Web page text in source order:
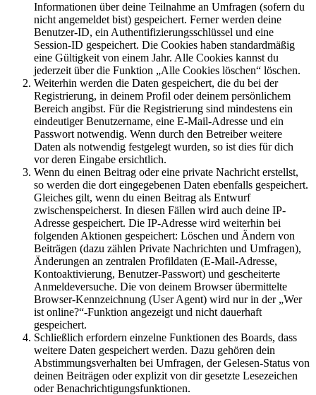
Informationen über deine Teilnahme an Umfragen (sofern du
nicht angemeldet bist) gespeichert. Ferner werden deine
Benutzer-ID, ein Authentifizierungsschlüssel und eine
Session-ID gespeichert. Die Cookies haben standardmäßig
eine Gültigkeit von einem Jahr. Alle Cookies kannst du
jederzeit über die Funktion „Alle Cookies löschen“ löschen.
Weiterhin werden die Daten gespeichert, die du bei der
Registrierung, in deinem Profil oder deinem persönlichem
Bereich angibst. Für die Registrierung sind mindestens ein
eindeutiger Benutzername, eine E-Mail-Adresse und ein
Passwort notwendig. Wenn durch den Betreiber weitere
Daten als notwendig festgelegt wurden, so ist dies für dich
vor deren Eingabe ersichtlich.
Wenn du einen Beitrag oder eine private Nachricht erstellst,
so werden die dort eingegebenen Daten ebenfalls gespeichert.
Gleiches gilt, wenn du einen Beitrag als Entwurf
zwischenspeicherst. In diesen Fällen wird auch deine IP-
Adresse gespeichert. Die IP-Adresse wird weiterhin bei
folgenden Aktionen gespeichert: Löschen und Ändern von
Beiträgen (dazu zählen Private Nachrichten und Umfragen),
Änderungen an zentralen Profildaten (E-Mail-Adresse,
Kontoaktivierung, Benutzer-Passwort) und gescheiterte
Anmeldeversuche. Die von deinem Browser übermittelte
Browser-Kennzeichnung (User Agent) wird nur in der „Wer
ist online?“-Funktion angezeigt und nicht dauerhaft
gespeichert.
Schließlich erfordern einzelne Funktionen des Boards, dass
weitere Daten gespeichert werden. Dazu gehören dein
Abstimmungsverhalten bei Umfragen, der Gelesen-Status von
deinen Beiträgen oder explizit von dir gesetzte Lesezeichen
oder Benachrichtigungsfunktionen.